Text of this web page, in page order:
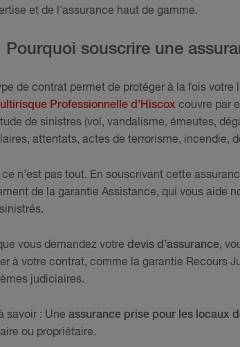
et de l'assurance haut de gamme.
Pourquoi souscrire une
de contrat permet de protéger à la fois votre
Professionnelle d’Hiscox couvre par
de sinistres (vol, vandalisme, émeutes,
attentats, actes de terrorisme, incendie,
ce n’est pas tout. En souscrivant cette
de la garantie Assistance, qui vous aide
vous demandez votre devis d’assurance,
à votre contrat, comme la garantie Recours
judiciaires.
savoir : Une assurance prise pour les locaux
ou propriétaire.